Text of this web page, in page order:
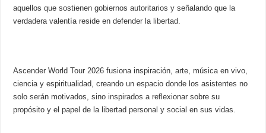
aquellos que sostienen gobiernos autoritarios y señalando que la
verdadera valentía reside en defender la libertad.
Ascender World Tour 2026 fusiona inspiración, arte, música en vivo,
ciencia y espiritualidad, creando un espacio donde los asistentes no
solo serán motivados, sino inspirados a reflexionar sobre su
propósito y el papel de la libertad personal y social en sus vidas.